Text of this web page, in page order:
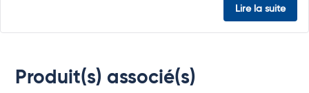
Lire la suite
Produit(s) associé(s)